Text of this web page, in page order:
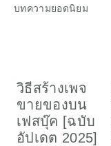
บทความยอดนิยม
วิธีสร้างเพจ
ขายของบน
เฟสบุ๊ค [ฉบับ
อัปเดต 2025]